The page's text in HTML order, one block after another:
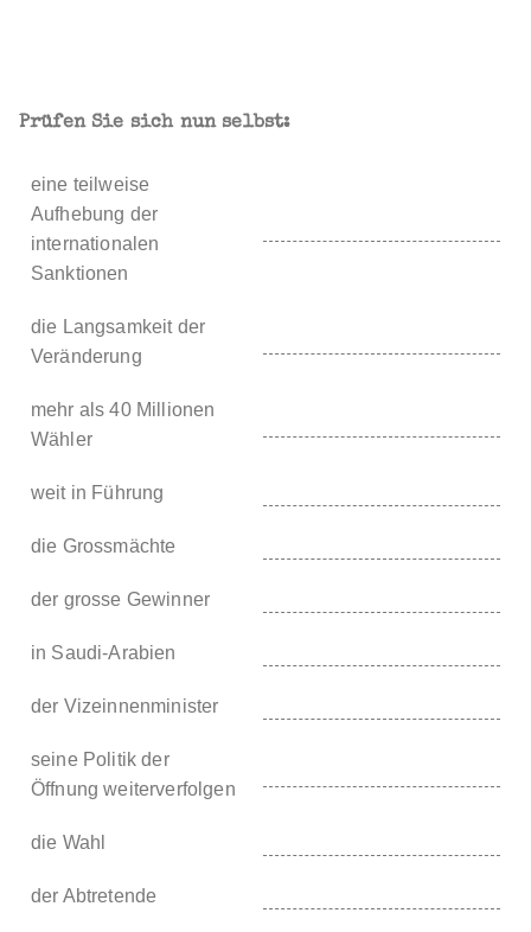
Prüfen Sie sich nun selbst:
eine teilweise
Aufhebung der
internationalen
Sanktionen
die Langsamkeit der
Veränderung
mehr als 40 Millionen
Wähler
weit in Führung
die Grossmächte
der grosse Gewinner
in Saudi-Arabien
der Vizeinnenminister
seine Politik der
Öffnung weiterverfolgen
die Wahl
der Abtretende